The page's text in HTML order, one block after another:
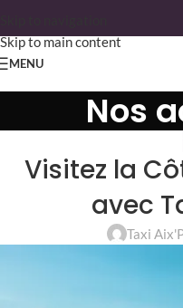
Skip to main content
MENU
Nos
Visitez la
avec
Taxi